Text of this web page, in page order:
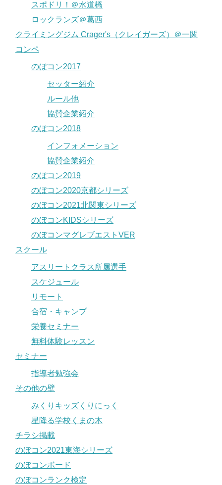
スポドリ！＠水道橋
ロックランズ＠葛西
クライミングジム Crager's（クレイガーズ）＠一関
コンペ
のぼコン2017
セッター紹介
ルール他
協賛企業紹介
のぼコン2018
インフォメーション
協賛企業紹介
のぼコン2019
のぼコン2020京都シリーズ
のぼコン2021北関東シリーズ
のぼコンKIDSシリーズ
のぼコンマグレブエストVER
スクール
アスリートクラス所属選手
スケジュール
リモート
合宿・キャンプ
栄養セミナー
無料体験レッスン
セミナー
指導者勉強会
その他の壁
みくりキッズくりにっく
星降る学校くまの木
チラシ掲載
のぼコン2021東海シリーズ
のぼコンボード
のぼコンランク検定